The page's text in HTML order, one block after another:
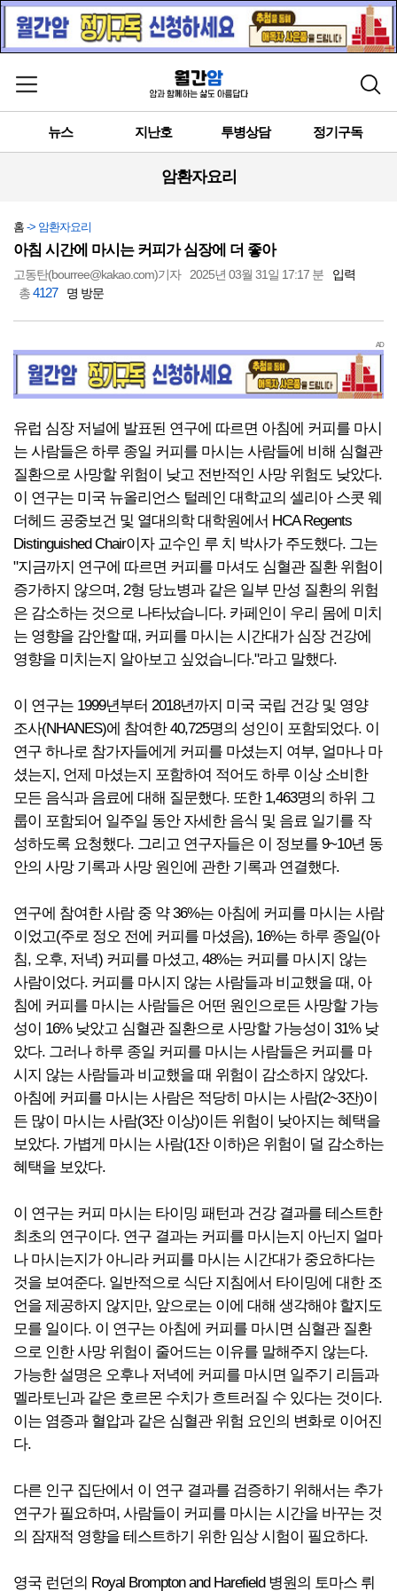
메뉴 열기 검색
뉴스 지난호 투병상담 정기구독
암환자요리
홈 -> 암환자요리
아침 시간에 마시는 커피가 심장에 더 좋아
고동탄(bourree@kakao.com)기자 2025년 03월 31일 17:17 분
입력
총4127 명 방문
AD
유럽 심장 저널에 발표된 연구에 따르면 아침에 커피를 마시
는 사람들은 하루 종일 커피를 마시는 사람들에 비해 심혈관
질환으로 사망할 위험이 낮고 전반적인 사망 위험도 낮았다.
이 연구는 미국 뉴올리언스 털레인 대학교의 셀리아 스콧 웨
더헤드 공중보건 및 열대의학 대학원에서 HCA Regents
Distinguished Chair이자 교수인 루 치 박사가 주도했다. 그는
"지금까지 연구에 따르면 커피를 마셔도 심혈관 질환 위험이
증가하지 않으며, 2형 당뇨병과 같은 일부 만성 질환의 위험
은 감소하는 것으로 나타났습니다. 카페인이 우리 몸에 미치
는 영향을 감안할 때, 커피를 마시는 시간대가 심장 건강에
영향을 미치는지 알아보고 싶었습니다."라고 말했다.
이 연구는 1999년부터 2018년까지 미국 국립 건강 및 영양
조사(NHANES)에 참여한 40,725명의 성인이 포함되었다. 이
연구 하나로 참가자들에게 커피를 마셨는지 여부, 얼마나 마
셨는지, 언제 마셨는지 포함하여 적어도 하루 이상 소비한
모든 음식과 음료에 대해 질문했다. 또한 1,463명의 하위 그
룹이 포함되어 일주일 동안 자세한 음식 및 음료 일기를 작
성하도록 요청했다. 그리고 연구자들은 이 정보를 9~10년 동
안의 사망 기록과 사망 원인에 관한 기록과 연결했다.
연구에 참여한 사람 중 약 36%는 아침에 커피를 마시는 사람
이었고(주로 정오 전에 커피를 마셨음), 16%는 하루 종일(아
침, 오후, 저녁) 커피를 마셨고, 48%는 커피를 마시지 않는
사람이었다. 커피를 마시지 않는 사람들과 비교했을 때, 아
침에 커피를 마시는 사람들은 어떤 원인으로든 사망할 가능
성이 16% 낮았고 심혈관 질환으로 사망할 가능성이 31% 낮
았다. 그러나 하루 종일 커피를 마시는 사람들은 커피를 마
시지 않는 사람들과 비교했을 때 위험이 감소하지 않았다.
아침에 커피를 마시는 사람은 적당히 마시는 사람(2~3잔)이
든 많이 마시는 사람(3잔 이상)이든 위험이 낮아지는 혜택을
보았다. 가볍게 마시는 사람(1잔 이하)은 위험이 덜 감소하는
혜택을 보았다.
이 연구는 커피 마시는 타이밍 패턴과 건강 결과를 테스트한
최초의 연구이다. 연구 결과는 커피를 마시는지 아닌지 얼마
나 마시는지가 아니라 커피를 마시는 시간대가 중요하다는
것을 보여준다. 일반적으로 식단 지침에서 타이밍에 대한 조
언을 제공하지 않지만, 앞으로는 이에 대해 생각해야 할지도
모를 일이다. 이 연구는 아침에 커피를 마시면 심혈관 질환
으로 인한 사망 위험이 줄어드는 이유를 말해주지 않는다.
가능한 설명은 오후나 저녁에 커피를 마시면 일주기 리듬과
멜라토닌과 같은 호르몬 수치가 흐트러질 수 있다는 것이다.
이는 염증과 혈압과 같은 심혈관 위험 요인의 변화로 이어진
다.
다른 인구 집단에서 이 연구 결과를 검증하기 위해서는 추가
연구가 필요하며, 사람들이 커피를 마시는 시간을 바꾸는 것
의 잠재적 영향을 테스트하기 위한 임상 시험이 필요하다.
영국 런던의 Royal Brompton and Harefield 병원의 토마스 뤼